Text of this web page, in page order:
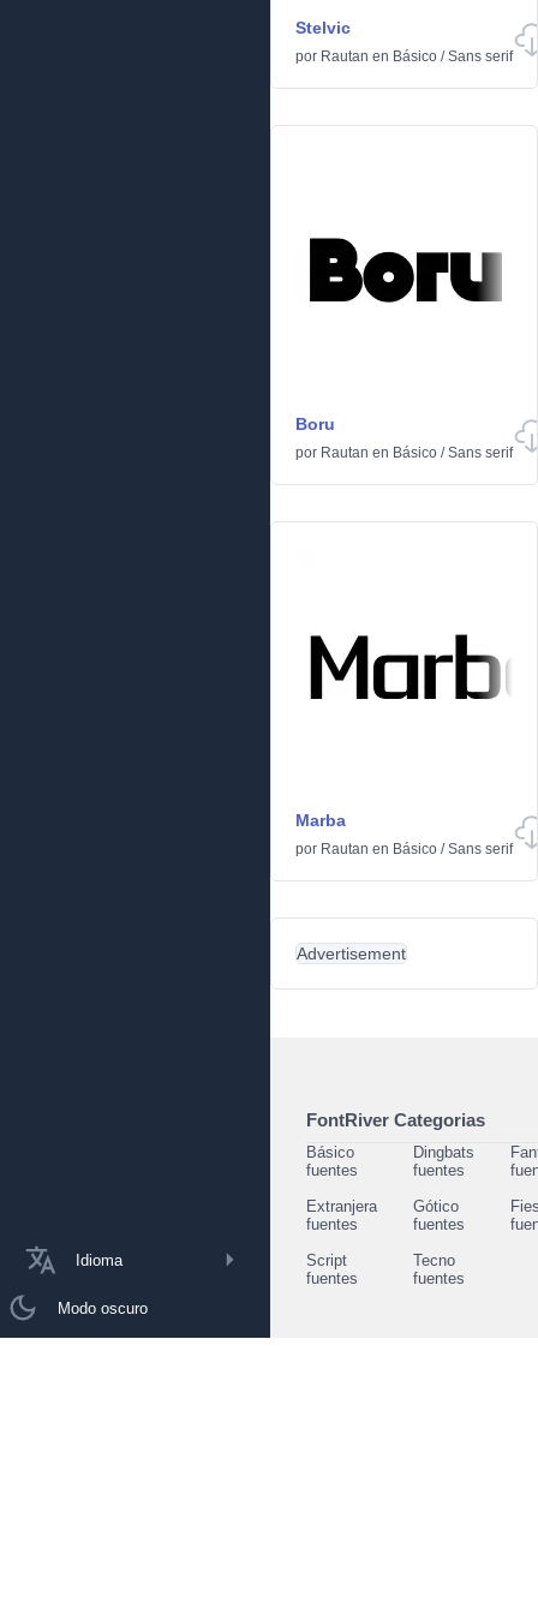
Idioma
Modo oscuro
Stelvic
por Rautan en Básico /Sans serif
Boru
por Rautan en Básico /Sans serif
Marba
por Rautan en Básico /Sans serif
Advertisement
FontRiver Categorias
Básico
fuentes
Dingbats
fuentes
Extranjera
fuentes
Gótico
fuentes
Script
fuentes
Tecno
fuentes